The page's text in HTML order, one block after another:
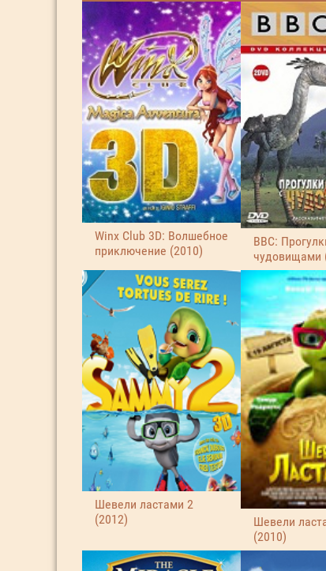
Winx Club 3D: Волшебное
приключение (2010)
BBC:
чудовищами
Шевели ластами 2
(2012)
Шевели
(2010)